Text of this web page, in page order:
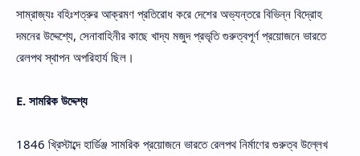
সাম্রাজ্যঃ বহিঃশত্রুর আক্রমণ প্রতিরোধ করে দেশের অভ্যন্তরে বিভিন্ন বিদ্রোহ
দমনের উদ্দেশ্যে, সেনাবাহিনীর কাছে খাদ্য মজুদ প্রভৃতি গুরুত্বপূর্ণ প্রয়োজনে ভারতে
রেলপথ স্থাপন অপরিহার্য ছিল।
E. সামরিক উদ্দেশ্য
1846 খ্রিস্টাব্দে হার্ডিঞ্জ সামরিক প্রয়োজনে ভারতে রেলপথ নির্মাণের গুরুত্ব উল্লেখ